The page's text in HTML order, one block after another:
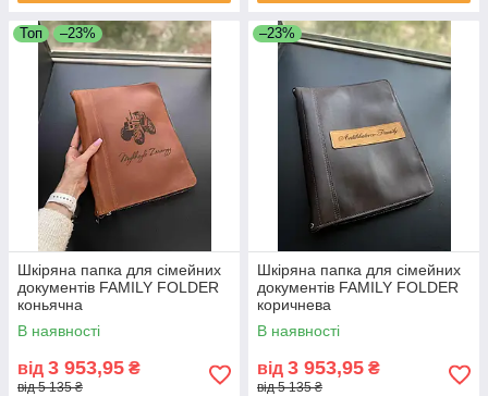
Топ –23%
Шкіряна папка для сімейних
документів FAMILY FOLDER
коньячна
В наявності
від 3 953,95 ₴
від 5 135 ₴
–23%
Шкіряна папка для сімейних
документів FAMILY FOLDER
коричнева
В наявності
від 3 953,95 ₴
від 5 135 ₴